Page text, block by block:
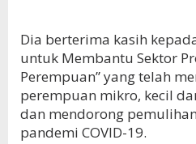
Dia berterima kasih
untuk Membantu Sektor
Perempuan” yang telah
perempuan mikro, kecil
dan mendorong
pandemi COVID-19.